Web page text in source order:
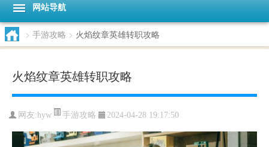
网站导航
> 手游攻略 > 火焰纹章英雄转职攻略
火焰纹章英雄转职攻略
网友:hyw 手游攻略 2024-04-28 19:17:50